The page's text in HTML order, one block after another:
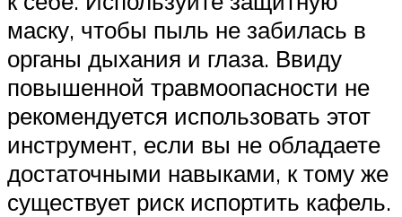
маску, чтобы пыль не забилась в
органы дыхания и глаза. Ввиду
повышенной травмоопасности не
рекомендуется использовать этот
инструмент, если вы не обладаете
достаточными навыками, к тому же
существует риск испортить кафель.